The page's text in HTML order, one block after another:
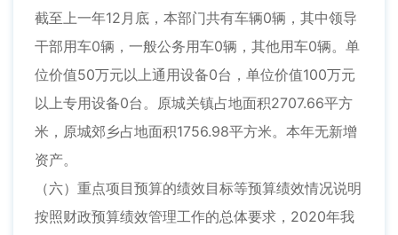
截至上一年12月底，本部门共有车辆0辆，其中领导
干部用车0辆，一般公务用车0辆，其他用车0辆。单
位价值50万元以上通用设备0台，单位价值100万元
以上专用设备0台。原城关镇占地面积2707.66平方
米，原城郊乡占地面积1756.98平方米。本年无新增
资产。
（六）重点项目预算的绩效目标等预算绩效情况说明
按照财政预算绩效管理工作的总体要求，2020年我